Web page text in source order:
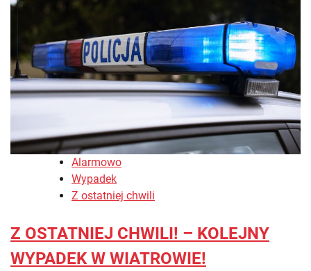
Alarmowo
Wypadek
Z ostatniej chwili
Z OSTATNIEJ CHWILI! – KOLEJNY
WYPADEK W WIATROWIE!